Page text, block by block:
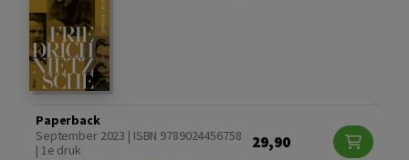
Paperback
September 2023 | ISBN 9789024456758
| 1e druk
29,90